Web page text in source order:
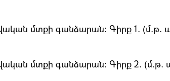
մտքի գանձարան։ Գիրք 1. (մ.թ.
մտքի գանձարան։ Գիրք 2. (մ.թ.